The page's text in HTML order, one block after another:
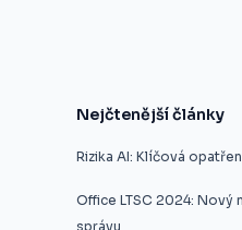
Nejčtenější články
Rizika AI: Klíčová
Office LTSC 2024:
správu